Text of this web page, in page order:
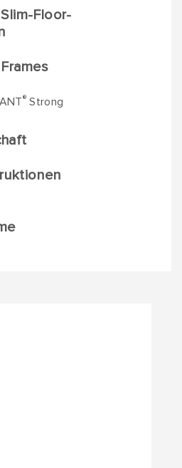
Slim-Floor-
Frames
® Strong